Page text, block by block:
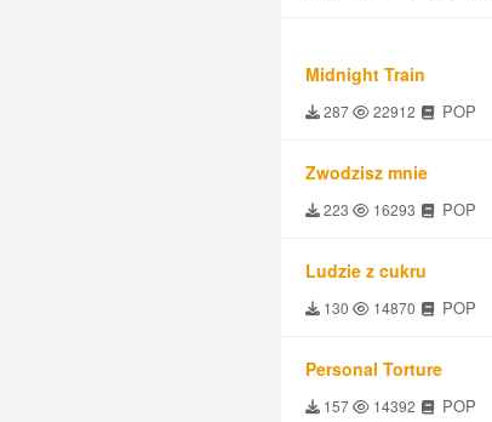
Midnight Train
287 22912 POP
Zwodzisz mnie
223 16293 POP
Ludzie z cukru
130 14870 POP
Personal Torture
157 14392 POP